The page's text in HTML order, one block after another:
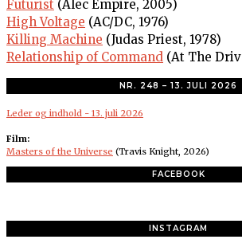
Futurist (Alec Empire, 2005)
High Voltage (AC/DC, 1976)
Killing Machine (Judas Priest, 1978)
Relationship of Command (At The
NR. 248 – 13. JULI 2026
Leder og indhold - 13. juli 2026
Film:
Masters of the Universe (Travis Knight, 2026)
FACEBOOK
INSTAGRAM